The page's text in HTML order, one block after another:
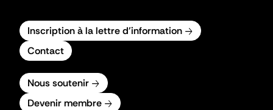
Inscription à la lettre d'information
Contact
Nous soutenir
Devenir membre